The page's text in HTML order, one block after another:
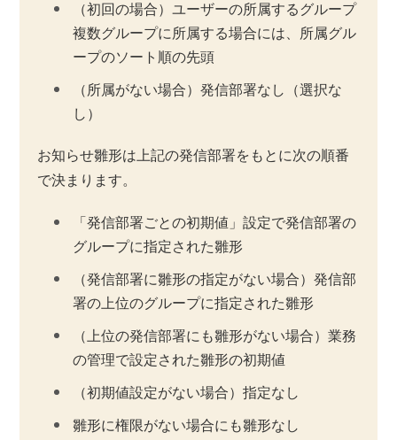
（初回の場合）ユーザーの所属するグループ
複数グループに所属する場合には、所属グル
ープのソート順の先頭
（所属がない場合）発信部署なし（選択な
し）
お知らせ雛形は上記の発信部署をもとに次の順番
で決まります。
「発信部署ごとの初期値」設定で発信部署の
グループに指定された雛形
（発信部署に雛形の指定がない場合）発信部
署の上位のグループに指定された雛形
（上位の発信部署にも雛形がない場合）業務
の管理で設定された雛形の初期値
（初期値設定がない場合）指定なし
雛形に権限がない場合にも雛形なし